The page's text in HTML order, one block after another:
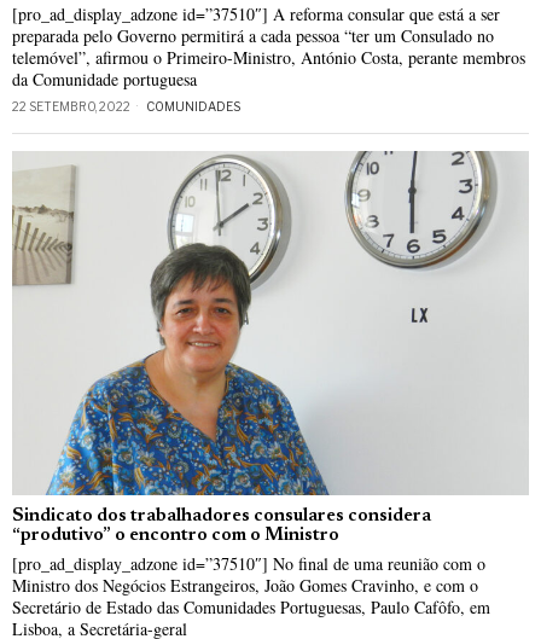
[pro_ad_display_adzone id=”37510″] A reforma consular que está a ser
preparada pelo Governo permitirá a cada pessoa “ter um Consulado no
telemóvel”, afirmou o Primeiro-Ministro, António Costa, perante membros
da Comunidade portuguesa
22 SETEMBRO, 2022 COMUNIDADES
Sindicato dos trabalhadores consulares considera
“produtivo” o encontro com o Ministro
[pro_ad_display_adzone id=”37510″] No final de uma reunião com o
Ministro dos Negócios Estrangeiros, João Gomes Cravinho, e com o
Secretário de Estado das Comunidades Portuguesas, Paulo Cafôfo, em
Lisboa, a Secretária-geral